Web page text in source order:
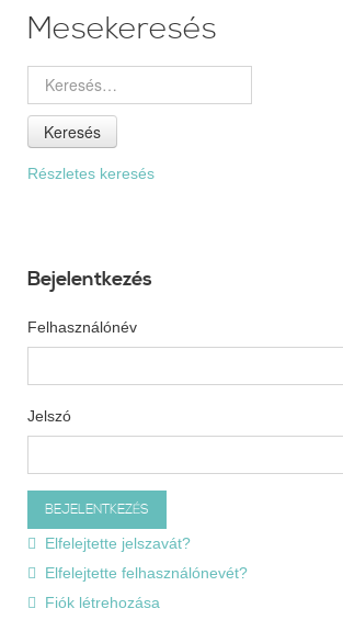
Mesekeresés
Keresés
Részletes keresés
Bejelentkezés
Felhasználónév
Jelszó
Elfelejtette jelszavát?
Elfelejtette felhasználónevét?
Fiók létrehozása